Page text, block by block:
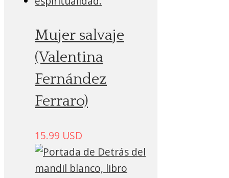
Mujer salvaje
(Valentina
Fernández
Ferraro)
15.99 USD